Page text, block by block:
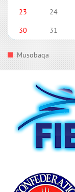
23
24
30
31
Musobaqa